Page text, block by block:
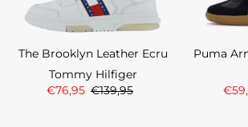
The Brooklyn Leather Ecru
Tommy Hilfiger
€76,95 €139,95
Puma